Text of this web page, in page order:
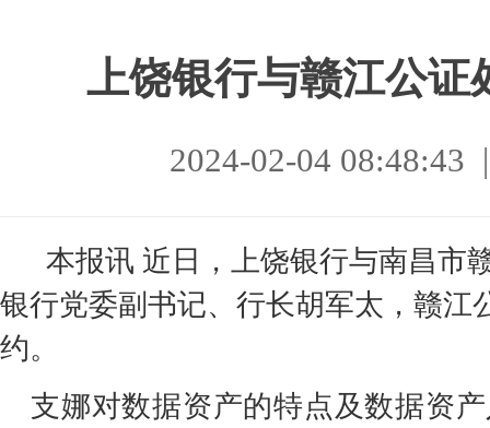
上饶银行与赣江公证
2024-02-04
本报讯 近日，上饶银行与南昌市
银行党委副书记、行长胡军太，赣江
约。
支娜对数据资产的特点及数据资